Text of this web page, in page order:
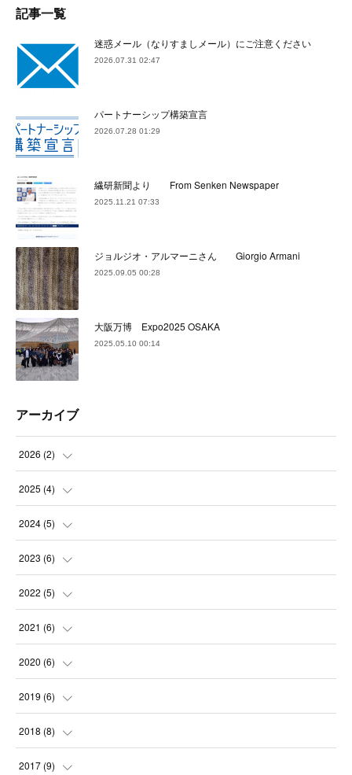
記事一覧
迷惑メール（なりすましメール）にご注意ください
2026.07.31 02:47
パートナーシップ構築宣言
2026.07.28 01:29
繊研新聞より From Senken Newspaper
2025.11.21 07:33
ジョルジオ・アルマーニさん Giorgio Armani
2025.09.05 00:28
大阪万博 Expo2025 OSAKA
2025.05.10 00:14
アーカイブ
2026 (2)
( )
2025 (4)
( )
( )
(
(
2024 (5)
( )
( )
(
(
2023 (6)
( )
( )
(
(
2022 (5)
( )
( )
(
(
2021 (6)
( )
( )
(
2020 (6)
( )
( )
(
2019 (6)
( )
( )
2018 (8)
( )
2017 (9)